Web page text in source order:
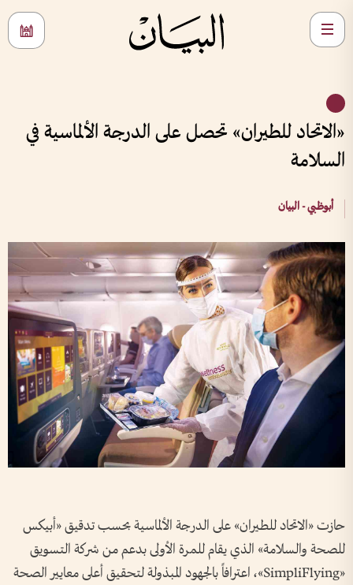
«الاتحاد للطيران» تحصل على الدرجة الألماسية في
السلامة
أبوظبي - البيان
حازت «الاتحاد للطيران» على الدرجة الألماسية بحسب تدقيق «أبيكس
للصحة والسلامة» الذي يقام للمرة الأولى بدعم من شركة التسويق
«SimpliFlying»، اعترافاً بالجهود المبذولة لتحقيق أعلى معايير الصحة